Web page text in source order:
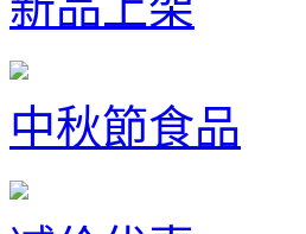
中秋節食品